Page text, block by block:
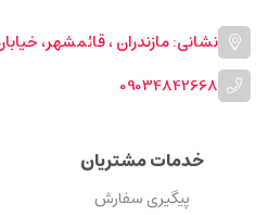
نشانی: مازندران ، قائمشهر، خیابان
09034842668
خدمات مشتریان
پیگیری سفارش